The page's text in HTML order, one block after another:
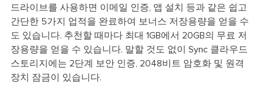
드라이브를 사용하면 이메일 인증, 앱 설치 등과 같은 쉽고
간단한 5가지 업적을 완료하여 보너스 저장용량을 얻을 수
도 있습니다. 추천할 때마다 최대 1GB에서 20GB의 무료 저
장용량을 얻을 수 있습니다. 말할 것도 없이 Sync 클라우드
스토리지에는 2단계 보안 인증, 2048비트 암호화 및 원격
장치 잠금이 있습니다.